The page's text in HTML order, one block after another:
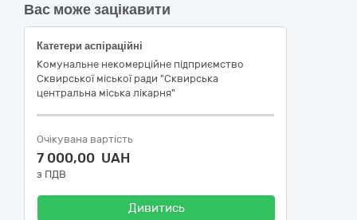
Вас може зацікавити
Катетери аспіраційні
Комунальне некомерційне підприємство
Сквирської міської ради "Сквирська
центральна міська лікарня"
Очікувана вартість
7 000,00 UAH
з ПДВ
Дивитись